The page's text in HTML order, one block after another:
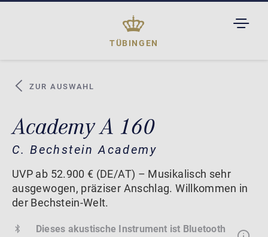
TÜBINGEN
ZUR AUSWAHL
Academy A 160
C. Bechstein Academy
UVP ab 52.900 € (DE/AT) – Musikalisch sehr
ausgewogen, präziser Anschlag. Willkommen in
der Bechstein-Welt.
Dieses akustische Instrument ist Bluetooth